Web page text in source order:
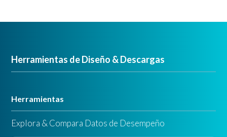
Herramientas de Diseño & Descargas
Herramientas
Explora & Compara Datos de Desempeño